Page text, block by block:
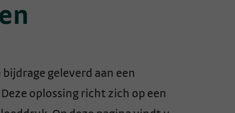
geleverd aan een
oplossing richt zich op een